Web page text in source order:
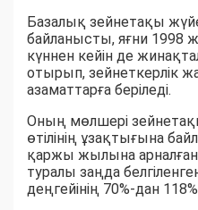
Базалық зейнетақы
байланысты, яғни 1998
күннен кейін де
отырып, зейнеткерлік
азаматтарға беріледі.
Оның мөлшері
өтілінің ұзақтығына
қаржы жылына
туралы заңда
деңгейінің 70%-дан